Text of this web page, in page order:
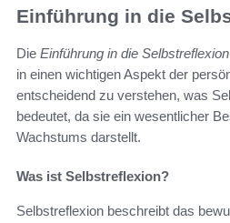
Einführung in die
Die Einführung in die Selbstreflexion
in einen wichtigen Aspekt der
entscheidend zu verstehen, was
bedeutet, da sie ein wesentlicher
Wachstums darstellt.
Was ist Selbstreflexion?
Selbstreflexion beschreibt das